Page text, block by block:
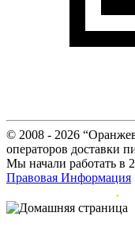
© 2008 - 2026
операторов доставки
Мы начали работать в
Правовая Информация